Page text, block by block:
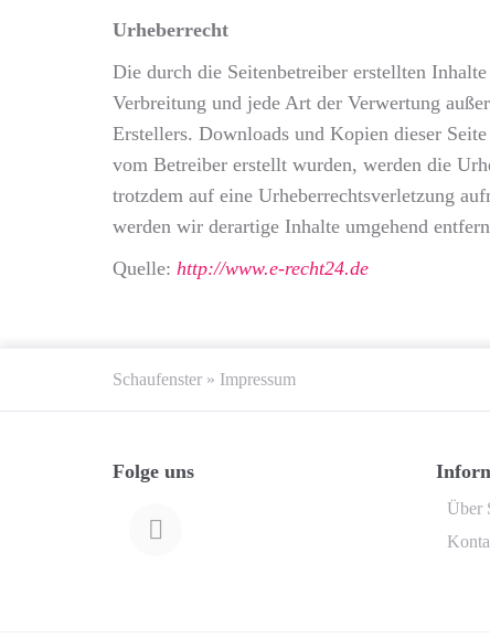
Urheberrecht
Die durch die Seitenbetreiber erstellten
Verbreitung und jede Art der Verwertung
Erstellers. Downloads und Kopien dieser
vom Betreiber erstellt wurden, werden die
trotzdem auf eine Urheberrechtsverletzung
werden wir derartige Inhalte umgehend
Quelle: http://www.e-recht24.de
Schaufenster » Impressum
Folge uns
Über